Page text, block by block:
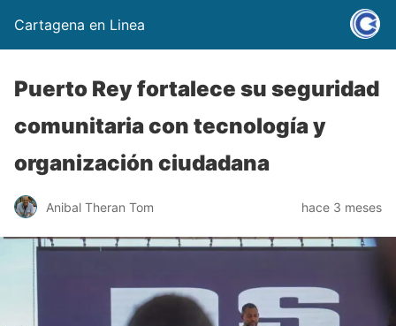
Cartagena en Linea
Puerto Rey fortalece su seguridad
comunitaria con tecnología y
organización ciudadana
Anibal Theran Tom hace 3 meses